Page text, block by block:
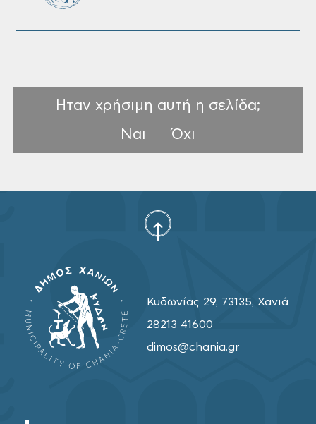
Ηταν χρήσιμη αυτή η σελίδα;
Ναι
Όχι
Κυδωνίας 29, 73135, Χανιά
28213 41600
dimos@chania.gr